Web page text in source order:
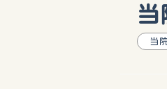
当
当